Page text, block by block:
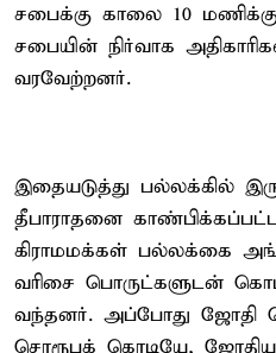
சபைக்கு காலை 10
சபையின் நிர்வாக
வரவேற்றனர்.
இதையடுத்து பல்லக்கில்
தீபாராதனை
கிராமமக்கள் பல்லக்கை
வரிசை பொருட்களுடன்
வந்தனர். அப்போது ஜோதி
சொரூபக் கொடியே,